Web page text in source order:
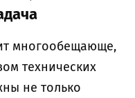
многообещающе,
технических
не только